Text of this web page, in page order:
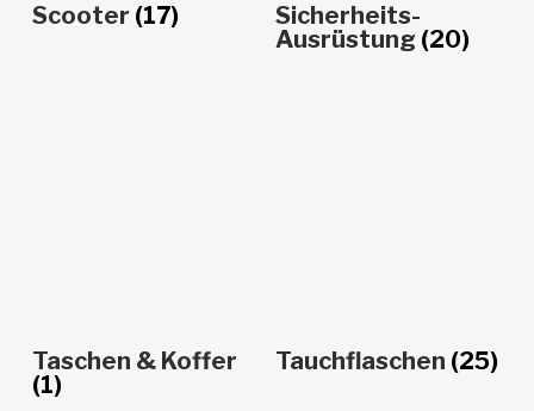
Scooter (17)
Sicherheits-
Ausrüstung (20)
Taschen & Koffer
(1)
Tauchflaschen (25)